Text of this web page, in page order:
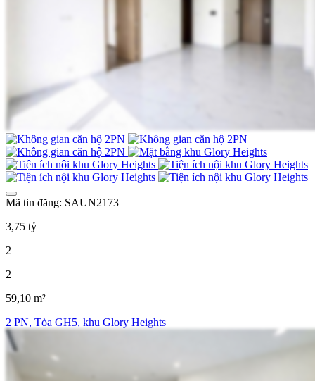
Mã tin đăng: SAUN2173
3,75 tỷ
2
2
59,10 m²
2 PN, Tòa GH5, khu Glory Heights